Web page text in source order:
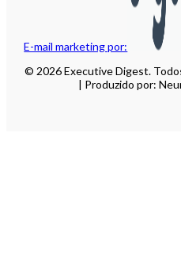
E-mail marketing por:
© 2026 Executive Digest.
| Produzido por: